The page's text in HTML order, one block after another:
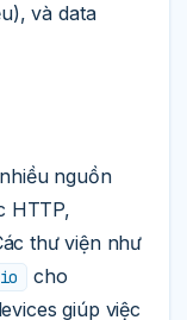
và data
nguồn
HTTP,
thư viện như
cho
giúp việc